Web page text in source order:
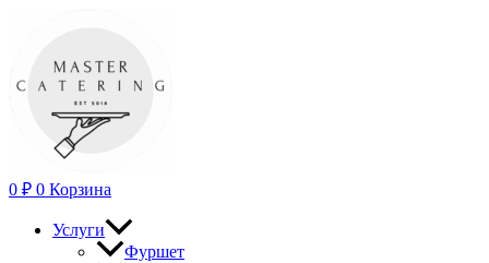
содержимому
0 ₽ 0 Корзина
Услуги
Фуршет